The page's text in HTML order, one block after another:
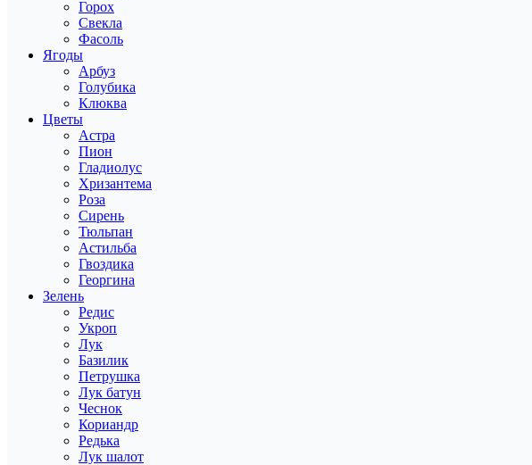
Горох
Свекла
Фасоль
Ягоды
Арбуз
Голубика
Клюква
Цветы
Астра
Пион
Гладиолус
Хризантема
Роза
Сирень
Тюльпан
Астильба
Гвоздика
Георгина
Зелень
Редис
Укроп
Лук
Базилик
Петрушка
Лук батун
Чеснок
Кориандр
Редька
Лук шалот